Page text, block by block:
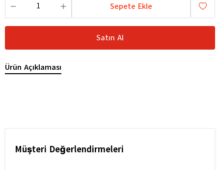
Sepete Ekle
Satın Al
Ürün Açıklaması
Müşteri Değerlendirmeleri